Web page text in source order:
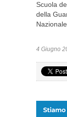
Scuola
della
4 Giugno